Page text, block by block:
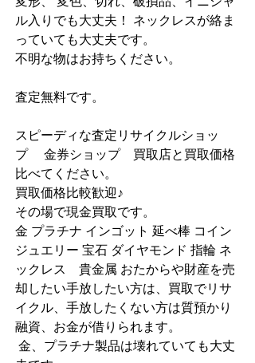
ル入りでも大丈夫！ ネックレスが絡ま
っていても大丈夫です。
不明な物はお持ちください。
査定無料です。
スピーディな査定リサイクルショッ
プ　 金券ショップ　買取店と買取価格
比べてください。
買取価格比較歓迎♪
その場で現金買取です。
金 プラチナ インゴット 延べ棒 コイン
ジュエリー 宝石 ダイヤモンド 指輪 ネ
ックレス　貴金属 おたからや財産を売
却したい手放したい方は、買取でリサ
イクル、手放したくない方は質預かり
融資、お金が借りられます。
金、プラチナ製品は壊れていても大丈